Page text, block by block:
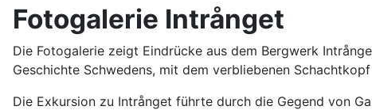
Fotogalerie Intrånget
Die Fotogalerie zeigt Eindrücke aus dem Bergwerk
Geschichte Schwedens, mit dem verbliebenen
Die Exkursion zu Intrånget führte durch die Gegend von